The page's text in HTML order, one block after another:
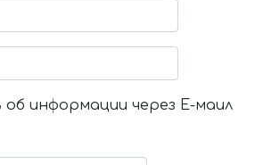
информации через Е-маил